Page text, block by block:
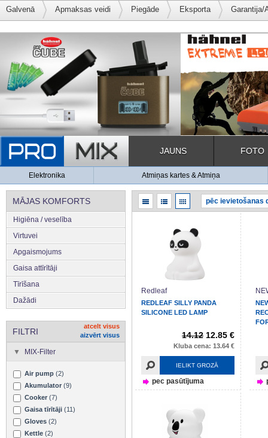
Galvenā Apmaksas veidi Piegāde Eksporta Garantija/
JAUNS FOTO
Elektronika Atmiņas kartes & Atmiņa
MĀJAS KOMFORTS
Higiēna / veselība
Virtuvei
Apgaismojums
Gaisa attīrītāji
Tīrīšana
Dažādi
FILTRI
atcelt visus
aizvērt visus
MIX-Filter
Air pump (2)
Akumulator (9)
Cooker (7)
Gaisa tīrītāji (11)
Gloves (2)
Kettle (2)
Redleaf
REDLEAF SILLY PANDA
SILICONE LED LAMP
14.12 12.85 €
Kluba cena: 13.64 €
IELIKT GROZĀ
pec pasūtījuma